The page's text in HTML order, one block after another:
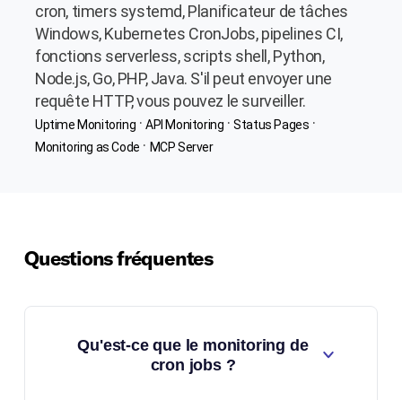
cron, timers systemd, Planificateur de tâches
Windows, Kubernetes CronJobs, pipelines CI,
fonctions serverless, scripts shell, Python,
Node.js, Go, PHP, Java. S'il peut envoyer une
requête HTTP, vous pouvez le surveiller.
Uptime Monitoring ·API Monitoring ·Status Pages ·
Monitoring as Code · MCP Server
Questions fréquentes
Qu'est-ce que le monitoring de
cron jobs ?